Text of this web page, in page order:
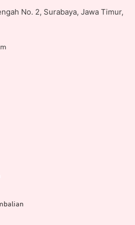
No. 2, Surabaya, Jawa Timur,